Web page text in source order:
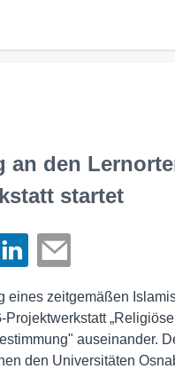
an den
startet
eines zeitgemäßen
Projektwerkstatt
auseinander.
den Universitäten